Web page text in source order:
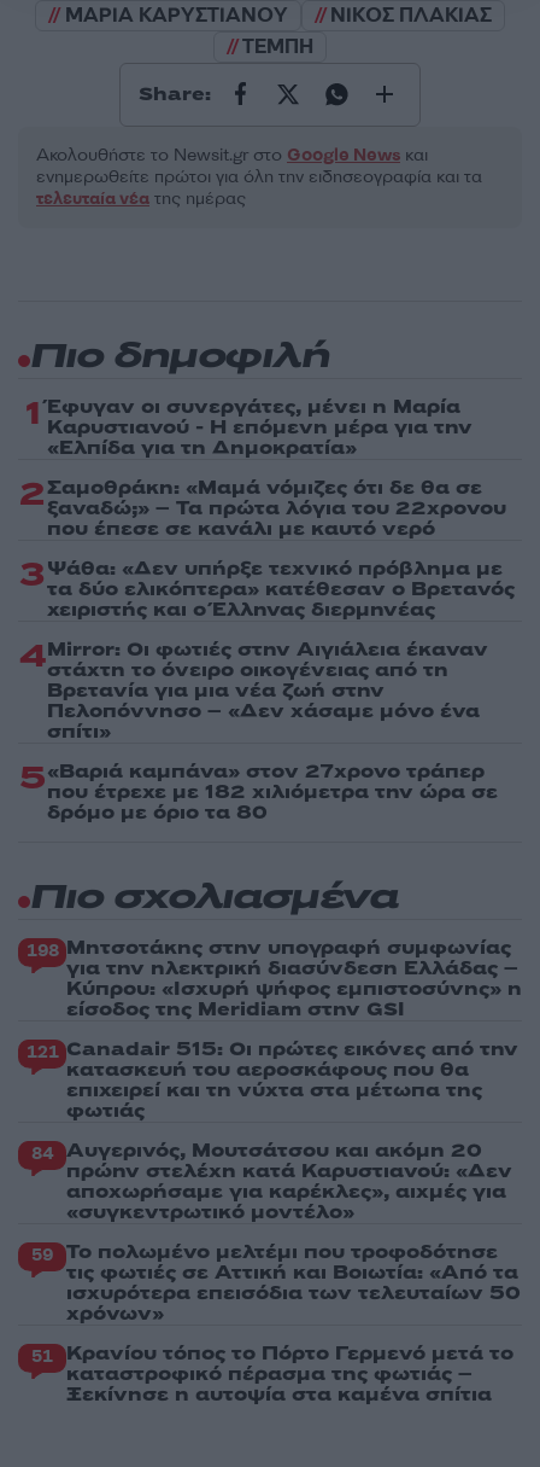
ΜΑΡΙΑ ΚΑΡΥΣΤΙΑΝΟΥ
ΝΙΚΟΣ ΠΛΑΚΙΑΣ
ΤΕΜΠΗ
Share:
Ακολουθήστε το Νewsit.gr στο Google News και
ενημερωθείτε πρώτοι για όλη την ειδησεογραφία και τα
τελευταία νέα της ημέρας
Πιο δημοφιλή
1 Έφυγαν οι συνεργάτες, μένει η Μαρία
Καρυστιανού - Η επόμενη μέρα για την
«Ελπίδα για τη Δημοκρατία»
2Σαμοθράκη: «Μαμά νόμιζες ότι δε θα σε
ξαναδώ;» – Τα πρώτα λόγια του 22χρονου
που έπεσε σε κανάλι με καυτό νερό
3Ψάθα: «Δεν υπήρξε τεχνικό πρόβλημα με
τα δύο ελικόπτερα» κατέθεσαν ο Βρετανός
χειριστής και ο Έλληνας διερμηνέας
4Mirror: Οι φωτιές στην Αιγιάλεια έκαναν
στάχτη το όνειρο οικογένειας από τη
Βρετανία για μια νέα ζωή στην
Πελοπόννησο – «Δεν χάσαμε μόνο ένα
σπίτι»
5«Βαριά καμπάνα» στον 27χρονο τράπερ
που έτρεχε με 182 χιλιόμετρα την ώρα σε
δρόμο με όριο τα 80
Πιο σχολιασμένα
198 Μητσοτάκης στην υπογραφή συμφωνίας
για την ηλεκτρική διασύνδεση Ελλάδας –
Κύπρου: «Ισχυρή ψήφος εμπιστοσύνης» η
είσοδος της Meridiam στην GSI
121 Canadair 515: Οι πρώτες εικόνες από την
κατασκευή του αεροσκάφους που θα
επιχειρεί και τη νύχτα στα μέτωπα της
φωτιάς
84 Αυγερινός, Μουτσάτσου και ακόμη 20
πρώην στελέχη κατά Καρυστιανού: «Δεν
αποχωρήσαμε για καρέκλες», αιχμές για
«συγκεντρωτικό μοντέλο»
59 Το πολωμένο μελτέμι που τροφοδότησε
τις φωτιές σε Αττική και Βοιωτία: «Από τα
ισχυρότερα επεισόδια των τελευταίων 50
χρόνων»
51 Κρανίου τόπος το Πόρτο Γερμενό μετά το
καταστροφικό πέρασμα της φωτιάς –
Ξεκίνησε η αυτοψία στα καμένα σπίτια